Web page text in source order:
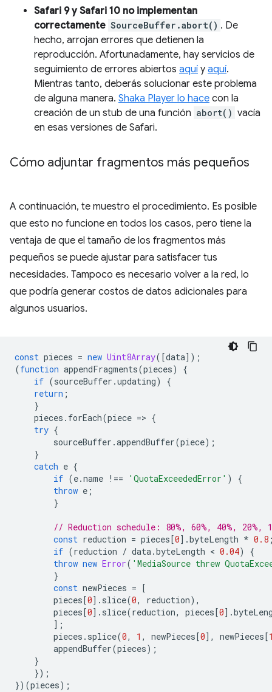
Safari 9 y Safari 10 no implementan
correctamente SourceBuffer.abort() . De
hecho, arrojan errores que detienen la
reproducción. Afortunadamente, hay servicios de
seguimiento de errores abiertos aquí y aquí.
Mientras tanto, deberás solucionar este problema
de alguna manera. Shaka Player lo hace con la
creación de un stub de una función abort() vacía
en esas versiones de Safari.
Cómo adjuntar fragmentos más pequeños
A continuación, te muestro el procedimiento. Es posible
que esto no funcione en todos los casos, pero tiene la
ventaja de que el tamaño de los fragmentos más
pequeños se puede ajustar para satisfacer tus
necesidades. Tampoco es necesario volver a la red, lo
que podría generar costos de datos adicionales para
algunos usuarios.
const pieces = new Uint8Array([data]);
(function appendFragments(pieces)
{
if (sourceBuffer .updating)
{
return ;
}
pieces . forEach(piece => {
try {
sourceBuffer .appendBuffer(piece);
}
catch e {
if (e.name !== 'QuotaExceededError' )
{
throw e ;
}
// Reduction schedule: 80%, 60%, 40%,
const reduction = pieces [0].byteLength * 0.8
if (reduction / data.byteLength < 0.04)
{
throw new Error( 'MediaSource threw
}
const newPieces =
[
pieces [0]. slice(0, reduction),
pieces [0]. slice(reduction, pieces [0].
];
pieces . splice(0, 1 , newPieces [0], newPieces [
appendBuffer(pieces);
}
});
})(pieces);